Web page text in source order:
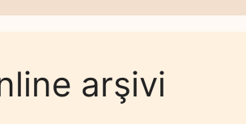
arşivi